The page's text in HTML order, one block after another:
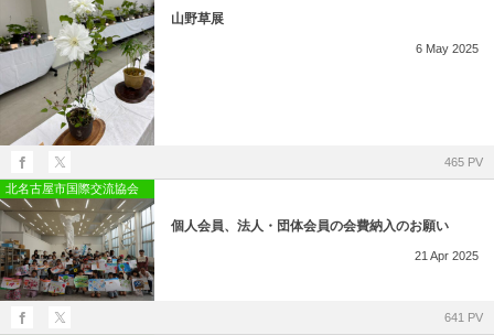
山野草展
6 May 2025
465 PV
北名古屋市国際交流協会
個人会員、法人・団体会員の会費納入のお願い
21 Apr 2025
641 PV